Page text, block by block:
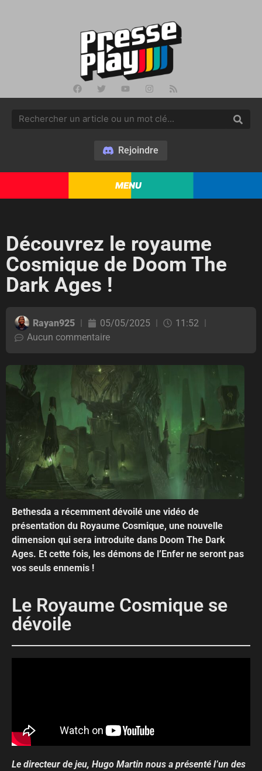
Rejoindre
MENU
Découvrez le royaume
Cosmique de Doom The
Dark Ages !
Rayan925 05/05/2025
11:52
Aucun commentaire
Bethesda a récemment dévoilé une vidéo de
présentation du Royaume Cosmique, une nouvelle
dimension qui sera introduite dans Doom The Dark
Ages. Et cette fois, les démons de l’Enfer ne seront pas
vos seuls ennemis !
Le Royaume Cosmique se
dévoile
Le directeur de jeu, Hugo Martin nous a présenté l’un des